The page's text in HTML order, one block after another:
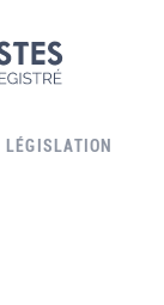
LÉGISLATION